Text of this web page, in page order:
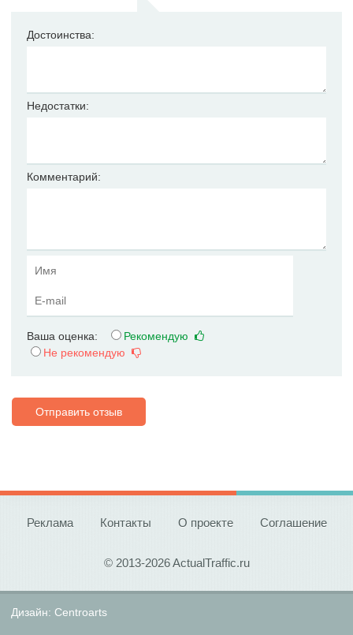
Достоинства:
Недостатки:
Комментарий:
Ваша оценка:
Рекомендую
Не рекомендую
Отправить отзыв
Реклама Контакты О проекте Соглашение
© 2013-2026 ActualTraffic.ru
Дизайн: Centroarts